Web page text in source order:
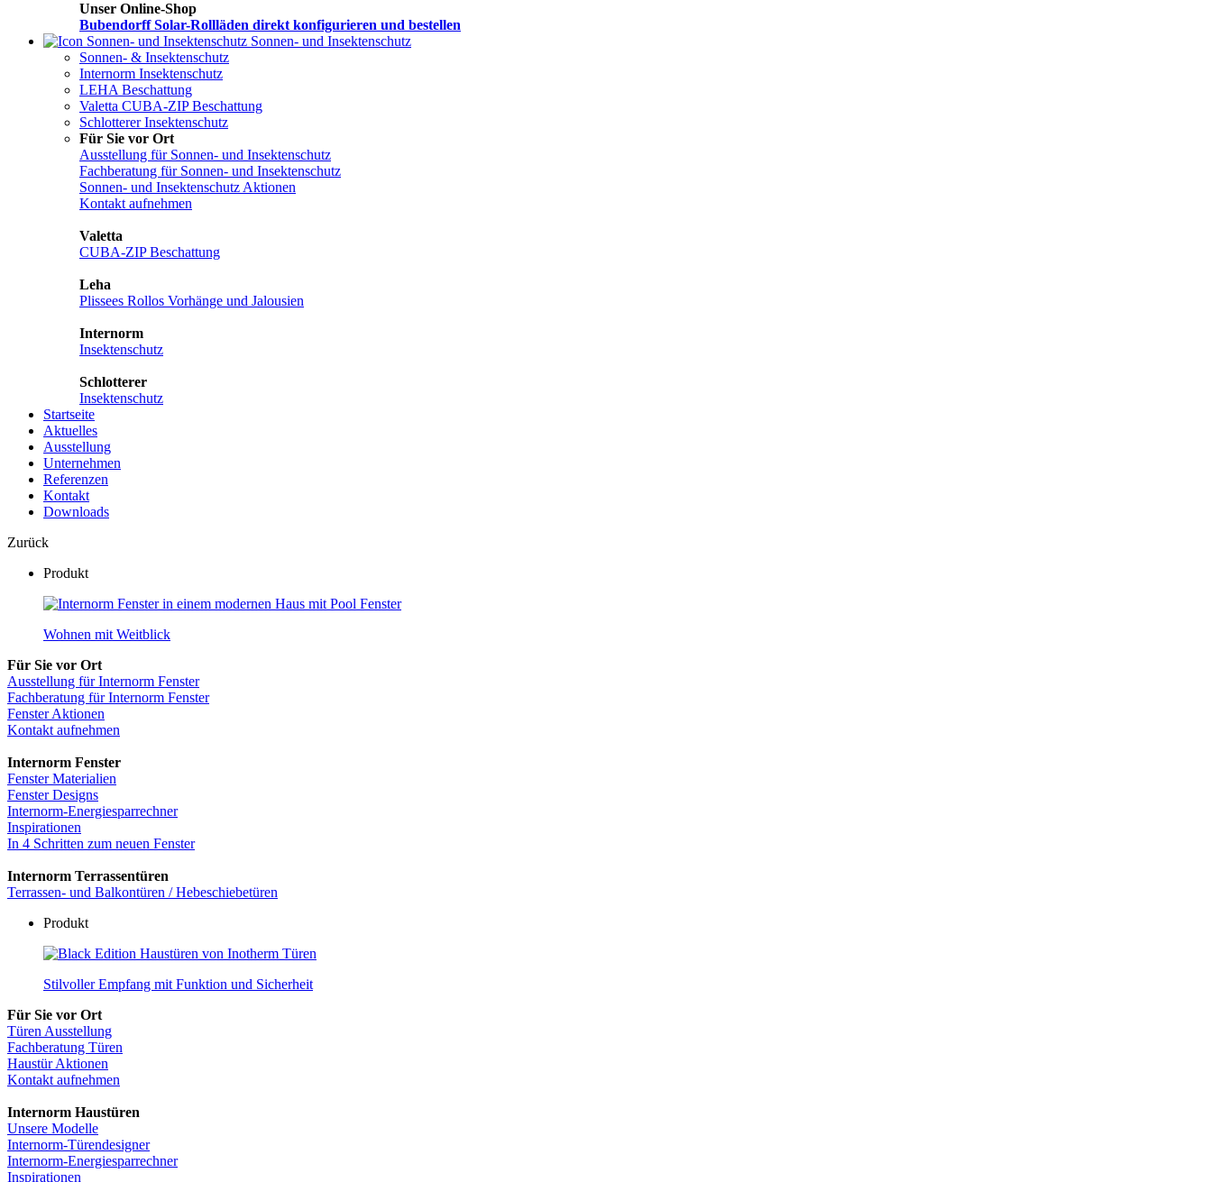
Unser Online-Shop
Bubendorff Solar-Rollläden direkt konfigurieren und bestellen
Sonnen- und Insektenschutz
Sonnen- & Insektenschutz
Internorm Insektenschutz
LEHA Beschattung
Valetta CUBA-ZIP Beschattung
Schlotterer Insektenschutz
Für Sie vor Ort
Ausstellung für Sonnen- und Insektenschutz
Fachberatung für Sonnen- und Insektenschutz
Sonnen- und Insektenschutz Aktionen
Kontakt aufnehmen
Valetta
CUBA-ZIP Beschattung
Leha
Plissees Rollos Vorhänge und Jalousien
Internorm
Insektenschutz
Schlotterer
Insektenschutz
Startseite
Aktuelles
Ausstellung
Unternehmen
Referenzen
Kontakt
Downloads
Zurück
Produkt
Fenster
Wohnen mit Weitblick
Für Sie vor Ort
Ausstellung für Internorm Fenster
Fachberatung für Internorm Fenster
Fenster Aktionen
Kontakt aufnehmen
Internorm Fenster
Fenster Materialien
Fenster Designs
Internorm-Energiesparrechner
Inspirationen
In 4 Schritten zum neuen Fenster
Internorm Terrassentüren
Terrassen- und Balkontüren / Hebeschiebetüren
Produkt
Türen
Stilvoller Empfang mit Funktion und Sicherheit
Für Sie vor Ort
Türen Ausstellung
Fachberatung Türen
Haustür Aktionen
Kontakt aufnehmen
Internorm Haustüren
Unsere Modelle
Internorm-Türendesigner
Internorm-Energiesparrechner
Inspirationen